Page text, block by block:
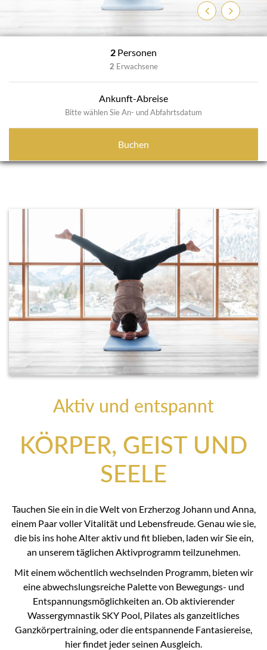
ZurückWeiter
2 Personen
2 Erwachsene
Ankunft-Abreise
Bitte wählen Sie An- und Abfahrtsdatum
Buchen
Aktiv und entspannt
KÖRPER, GEIST UND
SEELE
Tauchen Sie ein in die Welt von Erzherzog Johann und Anna,
einem Paar voller Vitalität und Lebensfreude. Genau wie sie,
die bis ins hohe Alter aktiv und fit blieben, laden wir Sie ein,
an unserem täglichen Aktivprogramm teilzunehmen.
Mit einem wöchentlich wechselnden Programm, bieten wir
eine abwechslungsreiche Palette von Bewegungs- und
Entspannungsmöglichkeiten an. Ob aktivierender
Wassergymnastik SKY Pool, Pilates als ganzeitliches
Ganzkörpertraining, oder die entspannende Fantasiereise,
hier findet jeder seinen Ausgleich.